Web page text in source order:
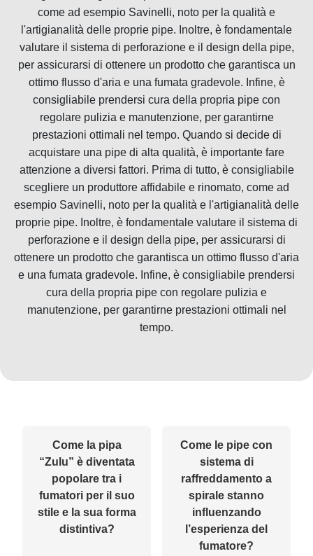
come ad esempio Savinelli, noto per la qualità e
l'artigianalità delle proprie pipe. Inoltre, è fondamentale
valutare il sistema di perforazione e il design della pipe,
per assicurarsi di ottenere un prodotto che garantisca un
ottimo flusso d'aria e una fumata gradevole. Infine, è
consigliabile prendersi cura della propria pipe con
regolare pulizia e manutenzione, per garantirne
prestazioni ottimali nel tempo. Quando si decide di
acquistare una pipe di alta qualità, è importante fare
attenzione a diversi fattori. Prima di tutto, è consigliabile
scegliere un produttore affidabile e rinomato, come ad
esempio Savinelli, noto per la qualità e l'artigianalità delle
proprie pipe. Inoltre, è fondamentale valutare il sistema di
perforazione e il design della pipe, per assicurarsi di
ottenere un prodotto che garantisca un ottimo flusso d'aria
e una fumata gradevole. Infine, è consigliabile prendersi
cura della propria pipe con regolare pulizia e
manutenzione, per garantirne prestazioni ottimali nel
tempo.
Come la pipa
“Zulu” è diventata
popolare tra i
fumatori per il suo
stile e la sua forma
distintiva?
Come le pipe con
sistema di
raffreddamento a
spirale stanno
influenzando
l’esperienza del
fumatore?